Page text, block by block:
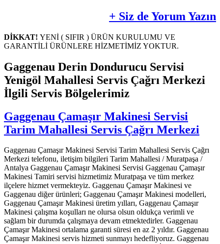
+ Siz de Yorum Yazın
DİKKAT! YENİ ( SIFIR ) ÜRÜN KURULUMU VE
GARANTİLİ ÜRÜNLERE HİZMETİMİZ YOKTUR.
Gaggenau Derin Dondurucu Servisi
Yenigöl Mahallesi Servis Çağrı Merkezi
İlgili Servis Bölgelerimiz
Gaggenau Çamaşır Makinesi Servisi
Tarim Mahallesi Servis Çağrı Merkezi
Gaggenau Çamaşır Makinesi Servisi Tarim Mahallesi Servis Çağrı
Merkezi telefonu, iletişim bilgileri Tarim Mahallesi / Muratpaşa /
Antalya Gaggenau Çamaşır Makinesi Servisi Gaggenau Çamaşır
Makinesi Tamiri servisi hizmetimiz Muratpaşa ve tüm merkez
ilçelere hizmet vermekteyiz. Gaggenau Çamaşır Makinesi ve
Gaggenau diğer ürünleri; Gaggenau Çamaşır Makinesi modelleri,
Gaggenau Çamaşır Makinesi üretim yılları, Gaggenau Çamaşır
Makinesi çalışma koşulları ne olursa olsun oldukça verimli ve
sağlam bir durumda çalışmaya devam etmektedirler. Gaggenau
Çamaşır Makinesi ortalama garanti süresi en az 2 yıldır. Gaggenau
Çamaşır Makinesi servis hizmeti sunmayı hedefliyoruz. Gaggenau